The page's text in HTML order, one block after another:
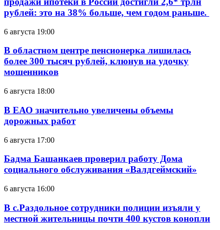
рублей: это на 38% больше, чем годом раньше.
6 августа 19:00
В областном центре пенсионерка лишилась
более 300 тысяч рублей, клюнув на удочку
мошенников
6 августа 18:00
В ЕАО значительно увеличены объемы
дорожных работ
6 августа 17:00
Бадма Башанкаев проверил работу Дома
социального обслуживания «Валдгеймский»
6 августа 16:00
В с.Раздольное сотрудники полиции изъяли у
местной жительницы почти 400 кустов конопли